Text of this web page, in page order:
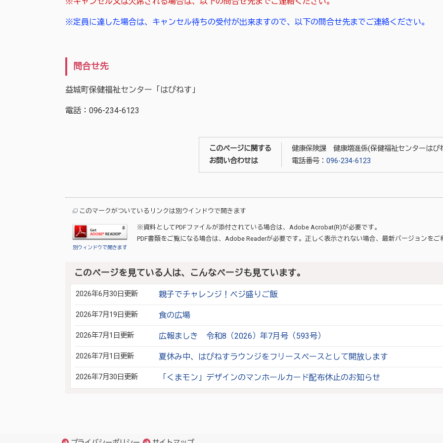
※定員に達した場合は、キャンセル待ちの受付が出来ますので、以下の問合せ先までご連絡ください。
問合せ先
益城町保健福祉センター「はぴねす」
電話：096-234-6123
このページに関する
お問い合わせは
健康保険課 健康増進係(保健福祉センターはぴ
電話番号： 096-234-6123
このマークがついているリンクは別ウインドウで開きます
別ウィンドウで開きます
※資料としてPDFファイルが添付されている場合は、 Adobe Acrobat(R)が必要です。
PDF書類をご覧になる場合は、 Adobe Readerが必要です。正しく表示されない場合、最新バージョンをご
このページを見ている人は、こんなページも見ています。
2026年6月30日更新 親子でチャレンジ！ベジ盛りご飯
2026年7月19日更新 食の広場
2026年7月1日更新 広報ましき 令和8（2026）年7月号（593号）
2026年7月1日更新 夏休み中、はぴねすラウンジをフリースペースとして開放します
2026年7月30日更新 「くまモン」デザインのマンホールカード配布休止のお知らせ